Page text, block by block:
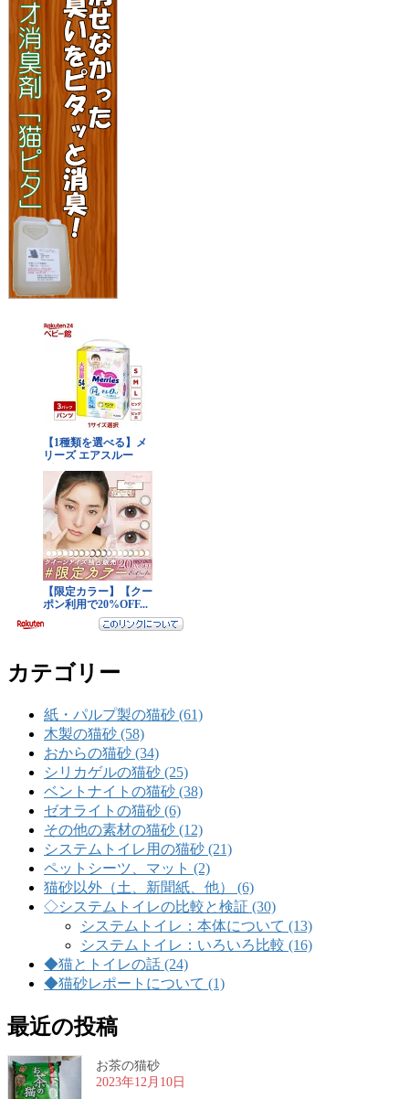
カテゴリー
紙・パルプ製の猫砂 (61)
木製の猫砂 (58)
おからの猫砂 (34)
シリカゲルの猫砂 (25)
ベントナイトの猫砂 (38)
ゼオライトの猫砂 (6)
その他の素材の猫砂 (12)
システムトイレ用の猫砂 (21)
ペットシーツ、マット (2)
猫砂以外（土、新聞紙、他） (6)
◇システムトイレの比較と検証 (30)
システムトイレ：本体について (13)
システムトイレ：いろいろ比較 (16)
◆猫とトイレの話 (24)
◆猫砂レポートについて (1)
最近の投稿
お茶の猫砂
2023年12月10日